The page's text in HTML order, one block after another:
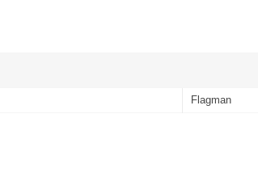
Flagman